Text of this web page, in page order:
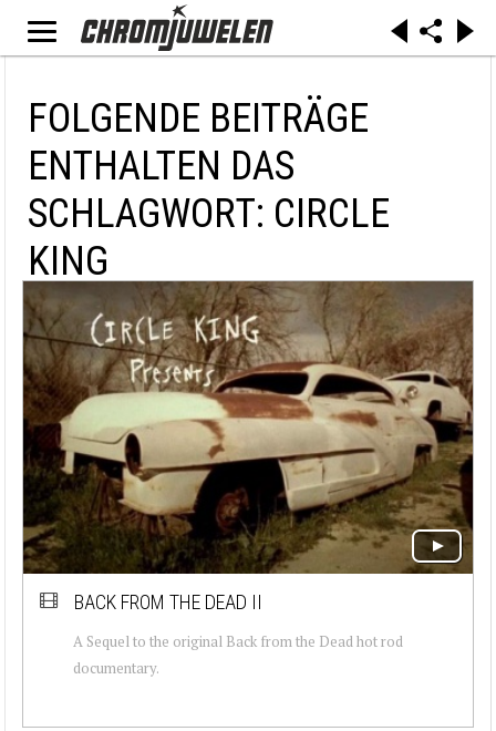
FOLGENDE BEITRÄGE
ENTHALTEN DAS
SCHLAGWORT: CIRCLE
KING
BACK FROM THE DEAD II
A Sequel to the original Back from the Dead hot rod
documentary.